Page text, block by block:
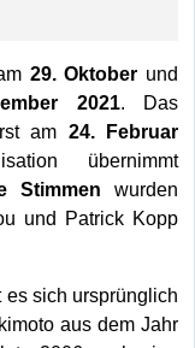
29. Oktober und
2021. Das
am 24. Februar
übernimmt
Stimmen wurden
und Patrick Kopp
es sich ursprünglich
aus dem Jahr